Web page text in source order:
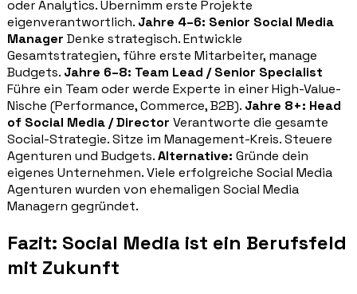
oder Analytics. Übernimm erste Projekte
eigenverantwortlich. Jahre 4–6: Senior Social Media
Manager Denke strategisch. Entwickle
Gesamtstrategien, führe erste Mitarbeiter, manage
Budgets. Jahre 6–8: Team Lead / Senior Specialist
Führe ein Team oder werde Experte in einer High-Value-
Nische (Performance, Commerce, B2B). Jahre 8+: Head
of Social Media / Director Verantworte die gesamte
Social-Strategie. Sitze im Management-Kreis. Steuere
Agenturen und Budgets.Alternative: Gründe dein
eigenes Unternehmen. Viele erfolgreiche Social Media
Agenturen wurden von ehemaligen Social Media
Managern gegründet.
Fazit: Social Media ist ein Berufsfeld
mit Zukunft